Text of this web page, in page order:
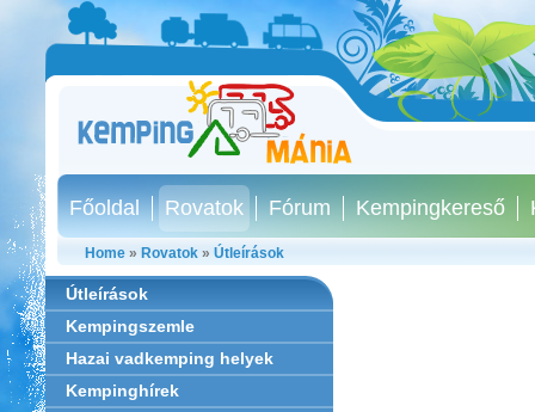
Főoldal Rovatok Fórum Kempingkereső
Home » Rovatok » Útleírások
Útleírások
Kempingszemle
Hazai vadkemping helyek
Kempinghírek